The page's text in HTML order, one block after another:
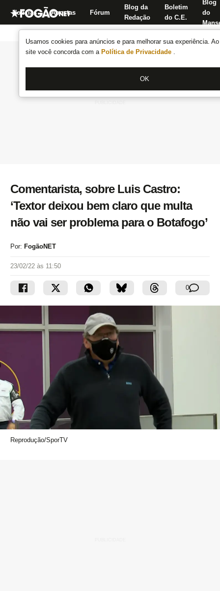
Usamos cookies para anúncios e para melhorar sua experiência.
site você concorda com a Política de Privacidade .
OK
Notícias Apostas Fórum
Blog da
Redação
Boletim
do C.E.
Blog
do
Comentarista, sobre Luis Castro:
‘Textor deixou bem claro que multa
não vai ser problema para o Botafogo’
Por: FogãoNET
23/02/22 às 11:50
0
Reprodução/SporTV